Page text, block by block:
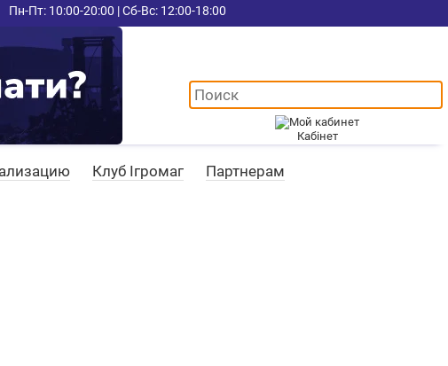
Пн-Пт: 10:00-20:00 | Сб-Вс: 12:00-18:00
Кабінет
Клуб Ігромаг Партнерам